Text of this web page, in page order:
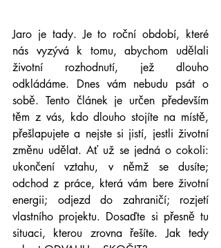
Jaro je tady. Je to roční období, které
nás vyzývá k tomu, abychom udělali
životní rozhodnutí, jež dlouho
odkládáme. Dnes vám nebudu psát o
sobě. Tento článek je určen především
těm z vás, kdo dlouho stojíte na místě,
přešlapujete a nejste si jistí, jestli životní
změnu udělat. Ať už se jedná o cokoli:
ukončení vztahu, v němž se dusíte;
odchod z práce, která vám bere životní
energii; odjezd do zahraničí; rozjetí
vlastního projektu. Dosaďte si přesně tu
situaci, kterou zrovna řešíte. Jak tedy